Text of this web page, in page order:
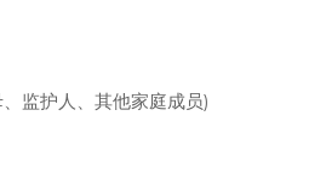
监护人、其他家庭成员)